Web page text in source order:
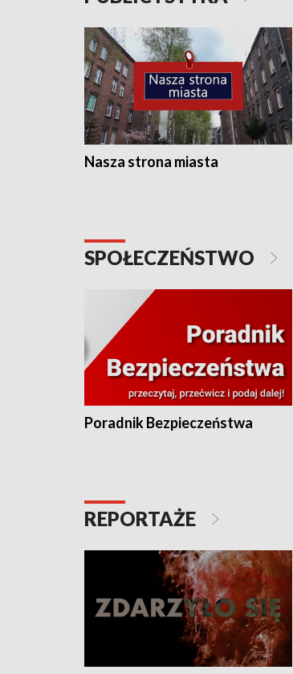
Nasza strona miasta
SPOŁECZEŃSTWO
Poradnik Bezpieczeństwa
REPORTAŻE